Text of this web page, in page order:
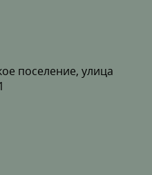
поселение, улица